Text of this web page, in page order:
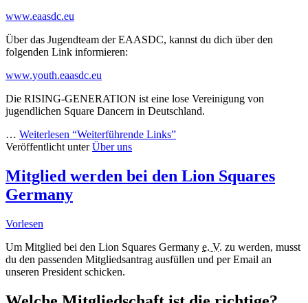
www.eaasdc.eu
Über das Jugendteam der EAASDC, kannst du dich über den
folgenden Link informieren:
www.youth.eaasdc.eu
Die RISING-GENERATION ist eine lose Vereinigung von
jugendlichen Square Dancern in Deutschland.
… Weiterlesen “Weiterführende Links”
Veröffentlicht unter Über uns
Mitglied werden bei den Lion Squares
Germany
Vorlesen
Um Mitglied bei den Lion Squares Germany e. V. zu werden, musst
du den passenden Mitgliedsantrag ausfüllen und perEmail an
unseren President schicken.